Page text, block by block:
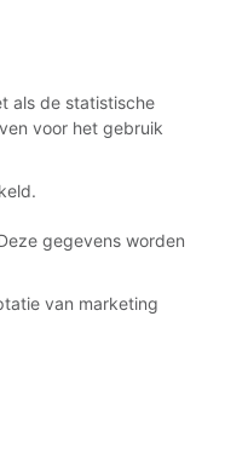
als de statistische
voor het gebruik
gegevens worden
van marketing